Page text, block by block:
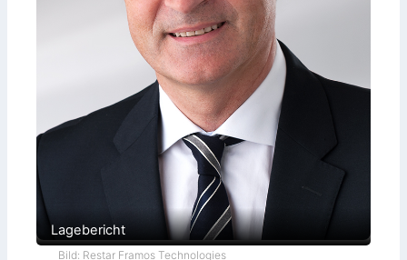
Lagebericht
Bild: Restar Framos Technologies